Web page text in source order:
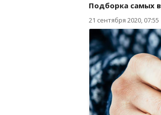
Подборка самых
21 сентября 2020, 07:55